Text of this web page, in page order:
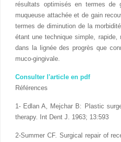
résultats optimisés en termes
muqueuse attachée et de gain
termes de diminution de la
étant une technique simple, rapide,
dans la lignée des progrès que
muco-gingivale.
Consulter l'article en pdf
Références
1- Edlan A, Mejchar B: Plastic
therapy. Int Dent J. 1963; 13:593
2-Summer CF. Surgical repair of